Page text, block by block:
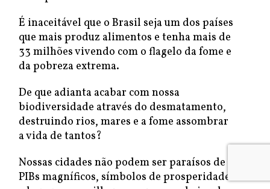
É inaceitável que o Brasil seja um dos países
que mais produz alimentos e tenha mais de
33 milhões vivendo com o flagelo da fome e
da pobreza extrema.
De que adianta acabar com nossa
biodiversidade através do desmatamento,
destruindo rios, mares e a fome assombrar
a vida de tantos?
Nossas cidades não podem ser paraísos de
PIBs magníficos, símbolos de prosperidade